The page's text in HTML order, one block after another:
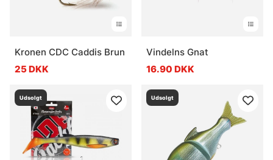
Kronen CDC Caddis Brun
25 DKK
Vindelns Gnat
16.90 DKK
Udsolgt Udsolgt